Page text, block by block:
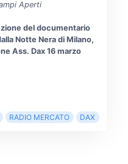
Aperti
del documentario
Notte Nera di Milano,
Ass. Dax 16 marzo
RADIO MERCATO DAX